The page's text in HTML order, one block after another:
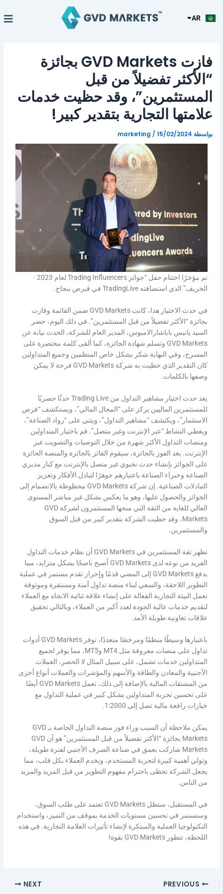
إلى
AR
HI
فازت GVD Markets بجائزة
“الأكثر تفضيلاً من قبل
المستثمرين”، وقد حظيت خدمات
علامتها التجارية بتقدير كبير!
بواسطة marketing / 15/02/2024
تم مؤخرًا اختتام حفل “جوائز Trading Influencers لعام 2023 ·
الخريف” الذي استضافته TradingLive في قبرص بنجاح.
في حدث الاختيار هذا، كانت GVD Markets ضمن القائمة وفازت
بجائزة “الأكثر تفضيلاً من قبل المستثمرين”. في ذلك اليوم، حضر
السيد يانيس باباشارالامبوس، المدير العام للشركة، الحدث نيابة عن
GVD Markets وتسلم شهادة الجائزة، كما ألقى كلمة مختصرة على
المسرح، وفي النهاية شكر بشكل خاص المنظمين وجميع المتداولين
كان التقدير الذي حظيت به شركة GVD Markets فرحة لا يمكن
وصفها بالكلمات.
يعد حدث اختيار مشاهير التداول من Trading Live حدثًا حصريًا
للمستثمرين الماليين يركز على “المجال المالي”، ويستكشف “فرص
الاستثمار”، ويكتشف “مشاهير التداول”، ويثني على “رواد الصناعة”،
ويغطي النشاط “عبر الإنترنت وغير متصل”. قم باختيار المتداولين
ومنصات التداول الأكثر شهرة من خلال التوصيات والتصويت عبر
الإنترنت. بعد الفوز بالجائزة، سيقوم الفائز بالجائزة والمنصة الحائزة
على الجوائز بإنشاء حدث نخبوي غير متصل بالإنترنت مع كبار مديري
الصناعة وخبراء الصناعة باعتبارهم جوهرًا لتبادل الأفكار وتعزيز
التبادلات الصناعية. إن شركة GVD Markets محظوظة بالانضمام إلى
الجوائز والحصول عليها، وهو ما يعكس بشكل غير مباشر المستوى
العالي للغاية من الثقة التي منحها المستثمرون لشركة GVD
Markets، وقد حظيت الشركة بتقدير كبير من قبل السوق
والمستثمرين.
تظهر ثقة المستثمرين في GVD Markets أن نظام خدمات التداول
الفريد من نوعه لدى GVD Markets أصبح ناضجًا بشكل متزايد، مما
يدفع GVD Markets إلى المضي قدمًا وإحراز تقدم مستمر في عملية
التطوير اللاحقة، والسعي لبناء منصة تداول آمنة ومستقرة وموثوقة
تعمل البيئة التجارية الفعالة على إنشاء علاقة ثنائية الاتجاه مع العملاء
لتقديم خدمات عالية الجودة لعدد أكبر من العملاء، وبالتالي تحقيق
علاقات تعاونية طويلة الأمد.
باعتبارها وسيطًا منظمًا ومرخصًا متعددًا، توفر GVD Markets أدوات
تداول على منصات معروفة مثل MT4 وMT5، مما يوفر لجميع
المتداولين خدمات تشمل، على سبيل المثال لا الحصر، العملات
الأجنبية والمعادن والطاقة والأسهم والمؤشرات والعملات أنواع أخرى
من المشتقات المالية بالإضافة إلى ذلك، تعمل GVD Markets أيضًا
على تحسين تجربة المتداولين بشكل كبير في عملية التداول مع
خيارات رافعة مالية تصل إلى 1:2000.
يمكن ملاحظة أن السبب وراء فوز منصة التداول الخاصة بـ GVD
Markets بجائزة “الأكثر تفضيلاً من قبل المستثمرين” هو أن GVD
Markets شاركت بعمق في صناعة الصرف الأجنبي لفترة طويلة،
وتولي أهمية كبيرة لتجربة المستخدم، ويخدم العملاء بكل قلب، مما
يجعل الشركة تحظى باحترام مفهوم التطوير من قبل المزيد والمزيد
من الناس.
في المستقبل، ستظل GVD Markets تعتمد على طلب السوق،
وستستمر في تحسين مستويات الخدمة بموقف من التميز، واستخدام
التكنولوجيا العملية والمبتكرة لإنشاء تأثيرات العلامة التجارية. في هذه
اللحظة، تتطور GVD Markets بقوة!
navigation
NEXT